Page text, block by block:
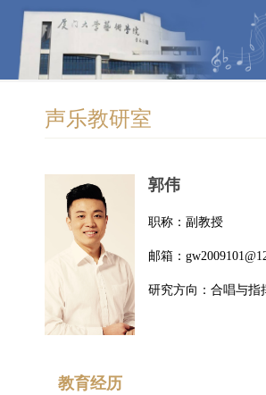
声乐教研室
郭伟
职称：副教授
邮箱：
研究方向：合唱与指
教育经历